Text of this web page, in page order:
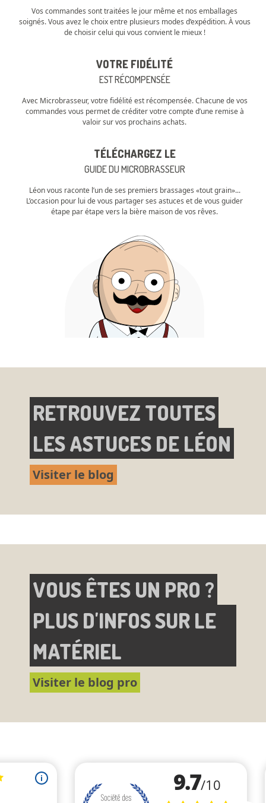
Vos commandes sont traitées le jour même et nos emballages
soignés. Vous avez le choix entre plusieurs modes d’expédition. À vous
de choisir celui qui vous convient le mieux !
VOTRE FIDÉLITÉ
EST RÉCOMPENSÉE
Avec Microbrasseur, votre fidélité est récompensée. Chacune de vos
commandes vous permet de créditer votre compte d’une remise à
valoir sur vos prochains achats.
TÉLÉCHARGEZ LE
GUIDE DU MICROBRASSEUR
Léon vous raconte l’un de ses premiers brassages «tout grain»...
L’occasion pour lui de vous partager ses astuces et de vous guider
étape par étape vers la bière maison de vos rêves.
RETROUVEZ TOUTES
LES ASTUCES DE LÉON
Visiter le blog
VOUS ÊTES UN PRO ?
PLUS D'INFOS SUR LE
MATÉRIEL
Visiter le blog pro